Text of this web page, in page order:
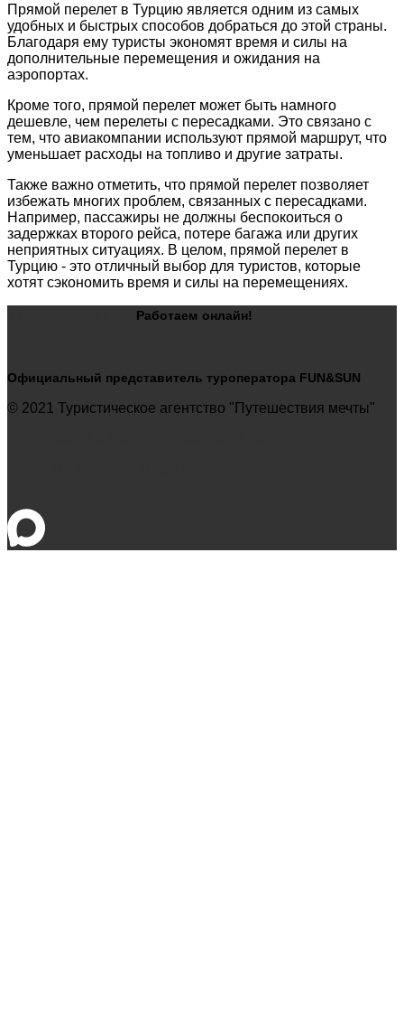
Прямой перелет в Турцию является одним из самых
удобных и быстрых способов добраться до этой страны.
Благодаря ему туристы экономят время и силы на
дополнительные перемещения и ожидания на
аэропортах.
Кроме того, прямой перелет может быть намного
дешевле, чем перелеты с пересадками. Это связано с
тем, что авиакомпании используют прямой маршрут, что
уменьшает расходы на топливо и другие затраты.
Также важно отметить, что прямой перелет позволяет
избежать многих проблем, связанных с пересадками.
Например, пассажиры не должны беспокоиться о
задержках второго рейса, потере багажа или других
неприятных ситуациях. В целом, прямой перелет в
Турцию - это отличный выбор для туристов, которые
хотят сэкономить время и силы на перемещениях.
Работаем онлайн!
Официальный представитель туроператора FUN&SUN
© 2021 Туристическое агентство "Путешествия мечты"